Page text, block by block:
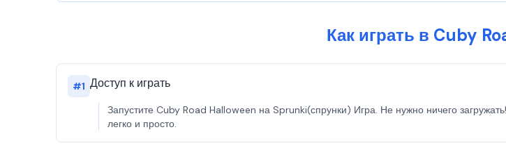
Как играть в Cuby
#1 Доступ к играть
Запустите Cuby Road Halloween на Sprunki(спрунки) Игра. Не нужно ничего
легко и просто.